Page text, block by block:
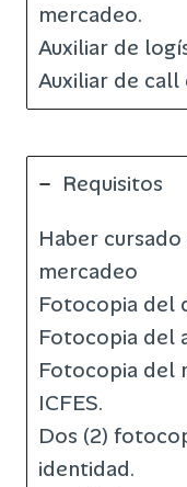
mercadeo.
Auxiliar de
Auxiliar de call
Requisitos
Haber
mercadeo
Fotocopia del
Fotocopia del
Fotocopia del
ICFES.
Dos (2)
identidad.